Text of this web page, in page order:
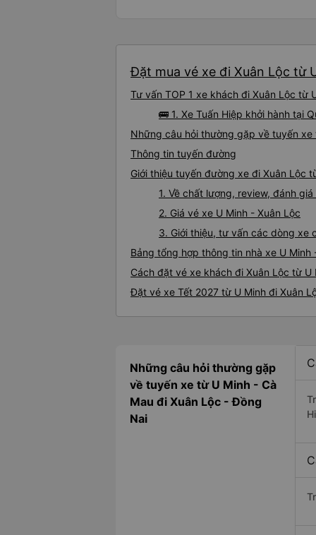
Đặt mua vé xe đi Xuân Lộc từ
Tư vấn TOP 1 xe khách đi Xuân Lộc từ
🚌 1. Xe Tuấn Hiệp khởi hành tại
Những câu hỏi thường gặp về tuyến xe
Thông tin tuyến đường
Giới thiệu tuyến đường xe đi Xuân Lộc
1. Về chất lượng, review, đánh
2. Giá vé xe U Minh - Xuân Lộc
3. Giới thiệu, tư vấn các dòng xe
Bảng tổng hợp thông tin nhà xe U Minh
Cách đặt vé xe khách đi Xuân Lộc từ U
Đặt vé xe Tết 2027 từ U Minh đi Xuân
Những câu hỏi thường gặp
về tuyến xe từ U Minh - Cà
Mau đi Xuân Lộc - Đồng
Nai